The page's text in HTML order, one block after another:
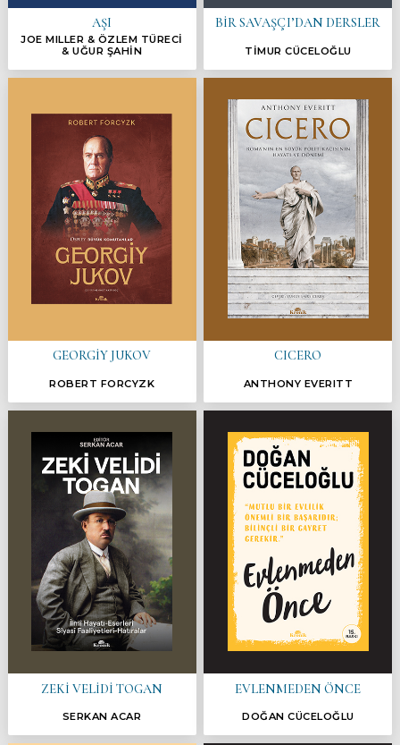
AŞI
JOE MILLER & ÖZLEM TÜRECİ
& UĞUR ŞAHİN
BİR SAVAŞÇI’DAN DERSLER
TİMUR CÜCELOĞLU
GEORGİY JUKOV
ROBERT FORCYZK
CICERO
ANTHONY EVERITT
ZEKİ VELİDİ TOGAN
SERKAN ACAR
EVLENMEDEN ÖNCE
DOĞAN CÜCELOĞLU